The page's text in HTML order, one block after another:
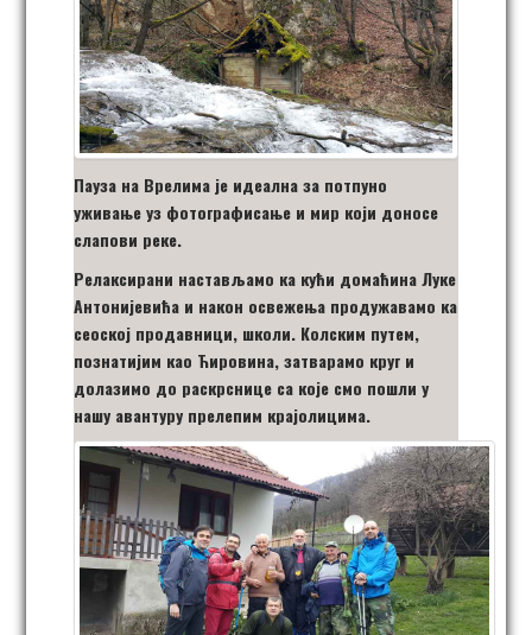
Пауза на Врелима је идеална за потпуно
уживање уз фотографисање и мир који доносе
слапови реке.
Релаксирани настављамо ка кући домаћина Луке
Антонијевића и након освежења продужавамо ка
сеоској продавници, школи. Колским путем,
познатијим као Ћировина, затварамо круг и
долазимо до раскрснице са које смо пошли у
нашу авантуру прелепим крајолицима.